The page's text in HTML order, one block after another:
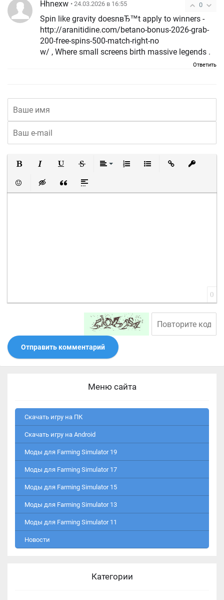
0
Hhnexw • 24.03.2026 в 16:55
Spin like gravity doesnвЂ™t apply to winners -
http://aranitidine.com/betano-bonus-2026-grab-
200-free-spins-500-match-right-no
w/ , Where small screens birth massive legends .
Ответить
Вставить смайлик
Вставка скрытого текста
Вставка цитаты
Вставка спойлера
0
Отправить комментарий
Меню сайта
Скачать игру на ПК
Скачать игру на Android
Моды для Farming Simulator 19
Моды для Farming Simulator 17
Моды для Farming Simulator 15
Моды для Farming Simulator 13
Моды для Farming Simulator 11
Новости
Категории